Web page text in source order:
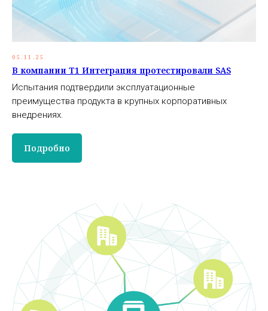
05.11.25
В компании Т1 Интеграция протестировали SAS
Испытания подтвердили эксплуатационные
преимущества продукта в крупных корпоративных
внедрениях.
Подробно